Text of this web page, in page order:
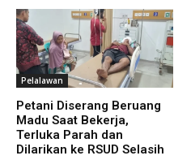
Pelalawan
Petani Diserang Beruang
Madu Saat Bekerja,
Terluka Parah dan
Dilarikan ke RSUD Selasih